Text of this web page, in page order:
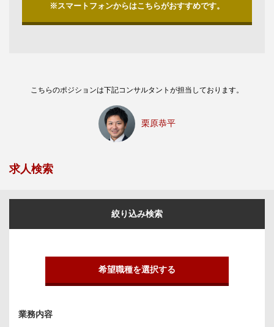
※スマートフォンからはこちらがおすすめです。
こちらのポジションは下記コンサルタントが担当しております。
栗原恭平
求人検索
絞り込み検索
希望職種を選択する
業務内容